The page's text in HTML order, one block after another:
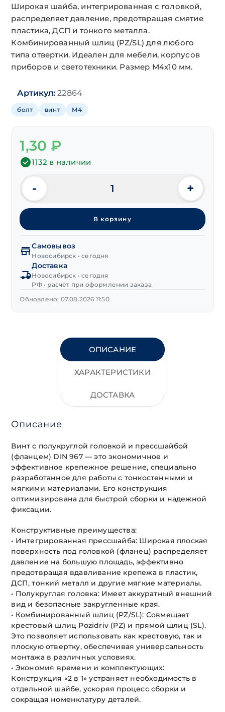
Широкая шайба, интегрированная с головкой,
распределяет давление, предотвращая смятие
пластика, ДСП и тонкого металла.
Комбинированный шлиц (PZ/SL) для любого
типа отвертки. Идеален для мебели, корпусов
приборов и светотехники. Размер М4х10 мм.
Артикул: 22864
болт винт М4
1,30₽
1132 в наличии
Количество
товара
Винт
п.ш.
М4х10 мм,
цинк
- +
В корзину
Самовывоз
Новосибирск • сегодня
Доставка
Новосибирск • сегодня
РФ • расчет при оформлении заказа
Обновлено: 07.08.2026 11:50
ОПИСАНИЕ
ХАРАКТЕРИСТИКИ
ДОСТАВКА
Описание
Винт с полукруглой головкой и прессшайбой
(фланцем) DIN 967 — это экономичное и
эффективное крепежное решение, специально
разработанное для работы с тонкостенными и
мягкими материалами. Его конструкция
оптимизирована для быстрой сборки и надежной
фиксации.
Конструктивные преимущества:
• Интегрированная прессшайба: Широкая плоская
поверхность под головкой (фланец) распределяет
давление на большую площадь, эффективно
предотвращая вдавливание крепежа в пластик,
ДСП, тонкий металл и другие мягкие материалы.
• Полукруглая головка: Имеет аккуратный внешний
вид и безопасные закругленные края.
• Комбинированный шлиц (PZ/SL): Совмещает
крестовый шлиц Pozidriv (PZ) и прямой шлиц (SL).
Это позволяет использовать как крестовую, так и
плоскую отвертку, обеспечивая универсальность
монтажа в различных условиях.
• Экономия времени и комплектующих:
Конструкция «2 в 1» устраняет необходимость в
отдельной шайбе, ускоряя процесс сборки и
сокращая номенклатуру деталей.